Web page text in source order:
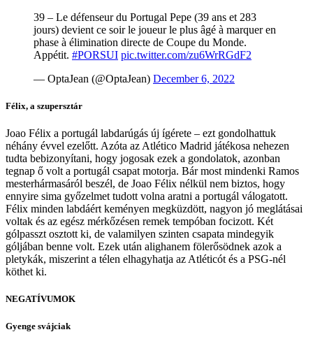
39 – Le défenseur du Portugal Pepe (39 ans et 283
jours) devient ce soir le joueur le plus âgé à marquer en
phase à élimination directe de Coupe du Monde.
Appétit. #PORSUI pic.twitter.com/zu6WrRGdF2
— OptaJean (@OptaJean) December 6, 2022
Félix, a szupersztár
Joao Félix a portugál labdarúgás új ígérete – ezt gondolhattuk
néhány évvel ezelőtt. Azóta az Atlético Madrid játékosa nehezen
tudta bebizonyítani, hogy jogosak ezek a gondolatok, azonban
tegnap ő volt a portugál csapat motorja. Bár most mindenki Ramos
mesterhármasáról beszél, de Joao Félix nélkül nem biztos, hogy
ennyire sima győzelmet tudott volna aratni a portugál válogatott.
Félix minden labdáért keményen megküzdött, nagyon jó meglátásai
voltak és az egész mérkőzésen remek tempóban focizott. Két
gólpasszt osztott ki, de valamilyen szinten csapata mindegyik
góljában benne volt. Ezek után alighanem fölerősödnek azok a
pletykák, miszerint a télen elhagyhatja az Atléticót és a PSG-nél
köthet ki.
NEGATÍVUMOK
Gyenge svájciak